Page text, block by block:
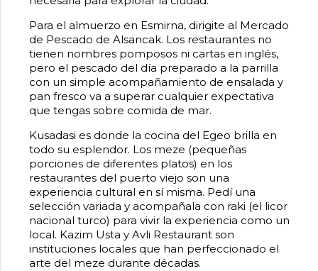
Para el almuerzo en Esmirna, dirigite al Mercado
de Pescado de Alsancak. Los restaurantes no
tienen nombres pomposos ni cartas en inglés,
pero el pescado del día preparado a la parrilla
con un simple acompañamiento de ensalada y
pan fresco va a superar cualquier expectativa
que tengas sobre comida de mar.
Kusadasi es donde la cocina del Egeo brilla en
todo su esplendor. Los meze (pequeñas
porciones de diferentes platos) en los
restaurantes del puerto viejo son una
experiencia cultural en sí misma. Pedí una
selección variada y acompañala con raki (el licor
nacional turco) para vivir la experiencia como un
local. Kazim Usta y Avli Restaurant son
instituciones locales que han perfeccionado el
arte del meze durante décadas.